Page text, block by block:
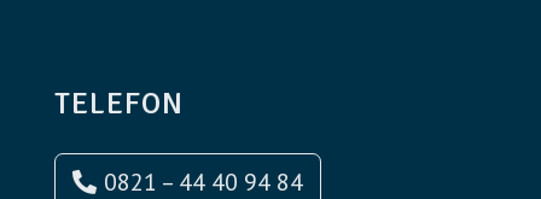
TELEFON
0821 – 44 40 94 84